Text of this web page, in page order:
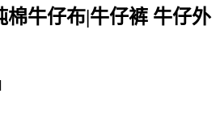
棉牛仔布|牛仔裤 牛仔外